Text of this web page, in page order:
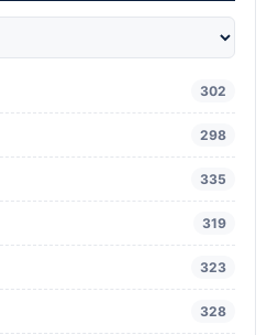
302
298
335
319
323
328